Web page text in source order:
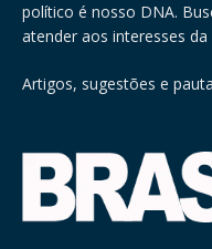
político é nosso DNA.
atender aos interesses
Artigos, sugestões e